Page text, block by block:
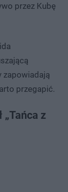
przez Kubę
zapowiadają
przegapić.
„Tańca z